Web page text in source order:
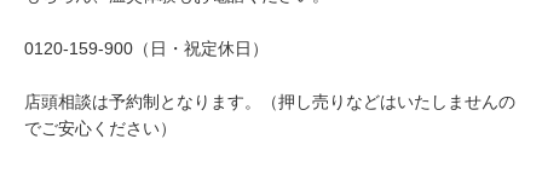
0120-159-900（日・祝定休日）
店頭相談は予約制となります。（押し売りなどはいたしませんの
でご安心ください）